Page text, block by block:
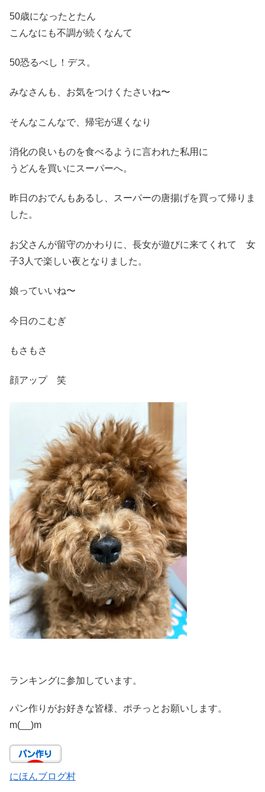
50歳になったとたん
こんなにも不調が続くなんて
50恐るべし！デス。
みなさんも、お気をつけくたさいね〜
そんなこんなで、帰宅が遅くなり
消化の良いものを食べるように言われた私用に
うどんを買いにスーパーへ。
昨日のおでんもあるし、スーパーの唐揚げを買って帰りま
した。
お父さんが留守のかわりに、長女が遊びに来てくれて 女
子3人で楽しい夜となりました。
娘っていいね〜
今日のこむぎ
もさもさ
顔アップ 笑
ランキングに参加しています。
パン作りがお好きな皆様、ポチっとお願いします。
m(__)m
にほんブログ村